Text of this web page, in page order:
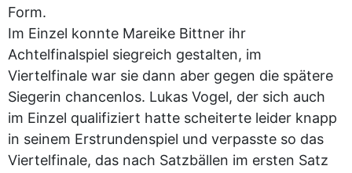
Form.
Im Einzel konnte Mareike Bittner ihr
Achtelfinalspiel siegreich gestalten, im
Viertelfinale war sie dann aber gegen die spätere
Siegerin chancenlos. Lukas Vogel, der sich auch
im Einzel qualifiziert hatte scheiterte leider knapp
in seinem Erstrundenspiel und verpasste so das
Viertelfinale, das nach Satzbällen im ersten Satz